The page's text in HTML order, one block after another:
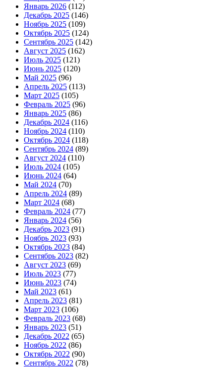
Январь 2026 (112)
Декабрь 2025 (146)
Ноябрь 2025 (109)
Октябрь 2025 (124)
Сентябрь 2025 (142)
Август 2025 (162)
Июль 2025 (121)
Июнь 2025 (120)
Май 2025 (96)
Апрель 2025 (113)
Март 2025 (105)
Февраль 2025 (96)
Январь 2025 (86)
Декабрь 2024 (116)
Ноябрь 2024 (110)
Октябрь 2024 (118)
Сентябрь 2024 (89)
Август 2024 (110)
Июль 2024 (105)
Июнь 2024 (64)
Май 2024 (70)
Апрель 2024 (89)
Март 2024 (68)
Февраль 2024 (77)
Январь 2024 (56)
Декабрь 2023 (91)
Ноябрь 2023 (93)
Октябрь 2023 (84)
Сентябрь 2023 (82)
Август 2023 (69)
Июль 2023 (77)
Июнь 2023 (74)
Май 2023 (61)
Апрель 2023 (81)
Март 2023 (106)
Февраль 2023 (68)
Январь 2023 (51)
Декабрь 2022 (65)
Ноябрь 2022 (86)
Октябрь 2022 (90)
Сентябрь 2022 (78)